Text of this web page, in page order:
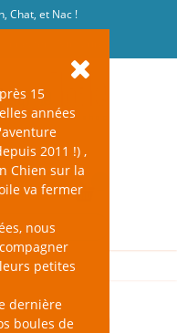
Chat, et Nac !
15
années
2011 !) ,
Chien sur la
va fermer
nous
petites
dernière
boules de